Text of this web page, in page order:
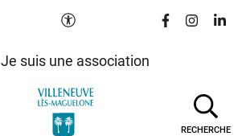
Paramètres d'accessibilité
Lien vers le
Lien vers
Lien
Je suis une association
RECHERCHE